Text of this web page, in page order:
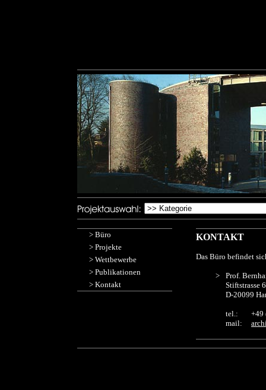
> Büro
> Projekte
> Wettbewerbe
> Publikationen
> Kontakt
KONTAKT
Das Büro befindet
>
Prof.
Stiftstrasse
D-20099
tel.:
mail:
+49